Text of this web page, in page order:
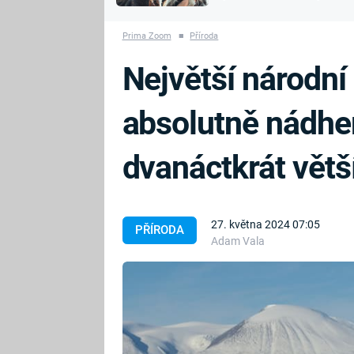
PRVNÍ SVĚTOVÁ
BRITSKÁ
RODINA
Prima Zoom ■ Příroda
PŘÍRODA
27. května 2024 07:05
Adam Vala
Největší
absolutně
dvanáctkrát